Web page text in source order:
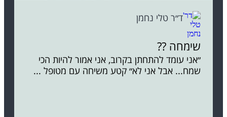
ד״ר טלי נחמן
שימחה ??
״אני עומד להתחתן בקרוב, אני אמור להיות הכי
שמח... אבל אני לא״ קטע משיחה עם מטופל ...